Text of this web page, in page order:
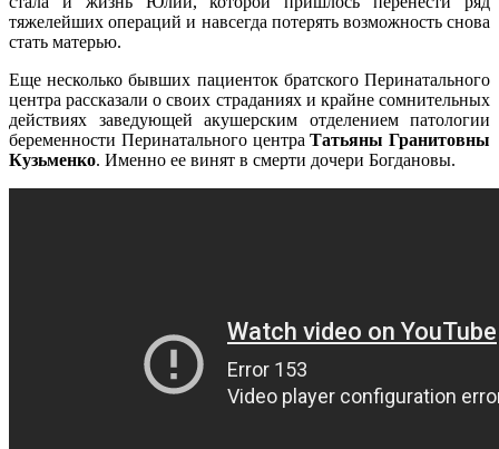
тяжелейших операций и навсегда потерять возможность снова
стать матерью.
Еще несколько бывших пациенток братского Перинатального
центра рассказали о своих страданиях и крайне сомнительных
действиях заведующей акушерским отделением патологии
беременности Перинатального центраТатьяны Гранитовны
Кузьменко. Именно ее винят в смерти дочери Богдановы.